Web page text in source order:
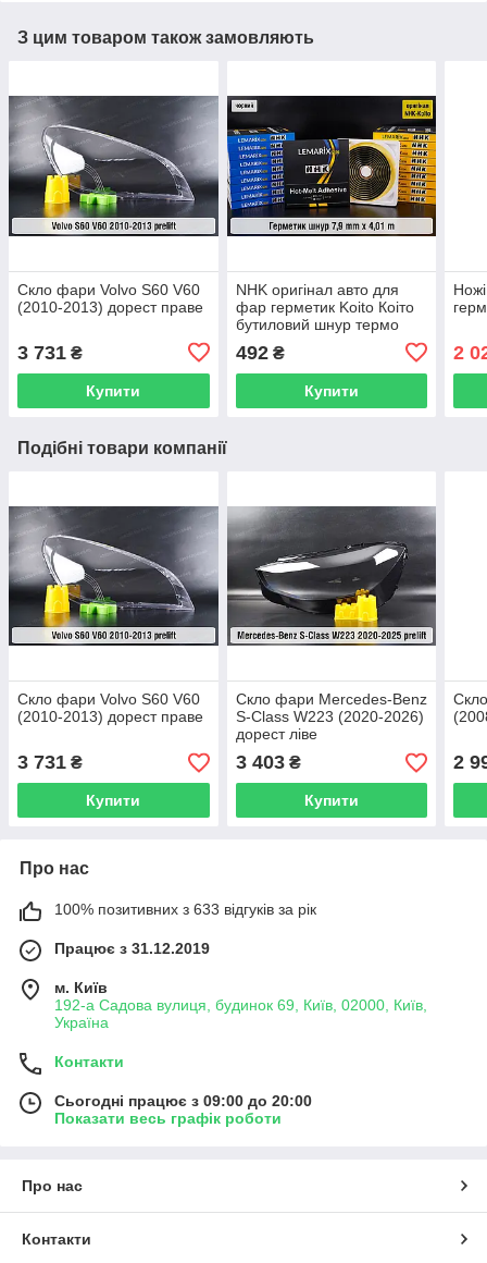
З цим товаром також замовляють
Скло фари Volvo S60 V60
(2010-2013) дорест праве
3 731 ₴
Купити
NHK оригінал авто для
фар герметик Koito Коіто
бутиловий шнур термо
492₴
Купити
2
Подібні товари компанії
Скло фари Volvo S60 V60
(2010-2013) дорест праве
3 731 ₴
Купити
Скло фари Mercedes-Benz
S-Class W223 (2020-2026)
дорест ліве
3 403₴
Купити
2
Про нас
100% позитивних з 633 відгуків за рік
Працює з 31.12.2019
м. Київ
192-а Садова вулиця, будинок 69, Київ, 02000, Київ,
Україна
Контакти
Сьогодні працює з 09:00 до 20:00
Показати весь графік роботи
Про нас
Контакти